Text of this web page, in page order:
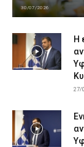
30/07/2026
Η
27/